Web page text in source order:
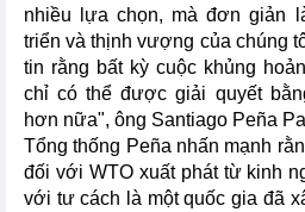
nhiều lựa chọn, mà đơn giản
triển và thịnh vượng của chúng
tin rằng bất kỳ cuộc khủng
chỉ có thể được giải quyết
hơn nữa", ông Santiago Peña
Tổng thống Peña nhấn mạnh
đối với WTO xuất phát từ kinh
với tư cách là một quốc gia đã